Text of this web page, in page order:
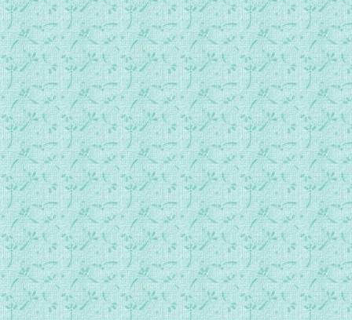
第0243首 不要问我.mp3
第0244首 耶稣的名和荣耀的见证.mp3
第0245首 我祝愿神的仆人（平平安安）.mp3
第0246首 不要留恋.mp3
第0247首 我们是主精兵.mp3
第0248首 虽是隔着山.mp3
第0249首 摩西在旷野.mp3
第0250首 再度聚首圣山.mp3
第0251首 当称谢进入他的门.mp3
第0252首 我祝福你走过的地方.mp3
第0253首 不是没有家.mp3
第0254首 主给我的太多，我给主的太少.mp3